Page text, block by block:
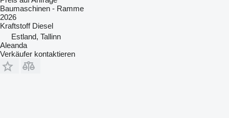
Baumaschinen - Ramme
2026
Kraftstoff Diesel
Estland, Tallinn
Aleanda
Verkäufer kontaktieren